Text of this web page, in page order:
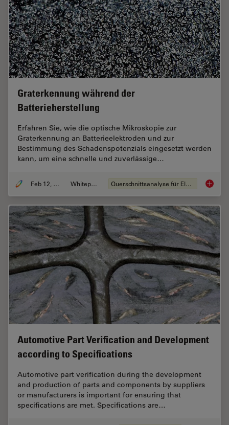
Graterkennung während der
Batterieherstellung
Erfahren Sie, wie die optische Mikroskopie zur
Graterkennung an Batterieelektroden und zur
Bestimmung des Schadenspotenzials eingesetzt werden
kann, um eine schnelle und zuverlässige…
Feb 12, 2026 Whitepaper Querschnittsanalyse für Elektronik
Automotive Part Verification and Development
according to Specifications
Automotive part verification during the development
and production of parts and components by suppliers
or manufacturers is important for ensuring that
specifications are met. Specifications are…